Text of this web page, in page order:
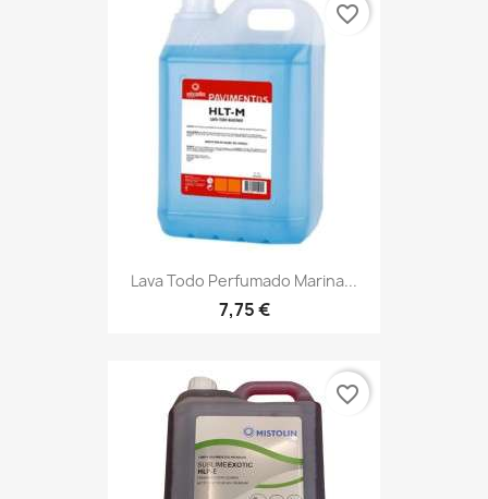
Lava Todo Perfumado Marina...
7,75 €
favorite_border
favorite_border